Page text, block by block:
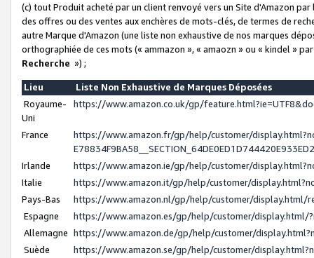
(c) tout Produit acheté par un client renvoyé vers un Site d'Amazon
des offres ou des ventes aux enchères de mots-clés, de termes de
autre Marque d'Amazon (une liste non exhaustive de nos marques
orthographiée de ces mots (« ammazon », « amaozn » ou « kindel »
Recherche ») ;
Lieu
Liste Non Exhaustive de Marques Déposées
Royaume-
Uni
https://www.amazon.co.uk/gp/
France
https://www.amazon.fr/gp/help/customer/
Irlande
https://www.amazon.ie/gp/help/customer/
Italie
https://www.amazon.it/gp/help/customer/
Pays-Bas
https://www.amazon.nl/gp/help/customer/display.html/
Espagne
https://www.amazon.es/gp/help/customer/display.html/
Allemagne https://www.amazon.de/gp/help/customer/
Suède
https://www.amazon.se/gp/help/customer/